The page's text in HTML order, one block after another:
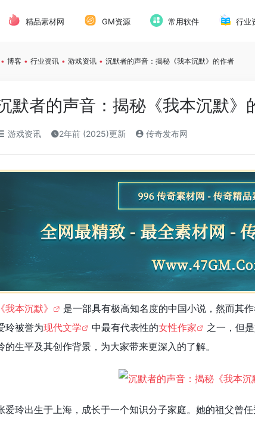
精品素材网 GM资源 常用软件 行业
• 博客 • 行业资讯 • 游戏资讯 • 沉默者的声音：揭秘《我本沉默》的作者
默者的声音：揭秘《我本沉默》
游戏资讯 2年前 (2025)更新 传奇发布网
《我本沉默》
是一部具有极高知名度的中国小说，然而其
玲被誉为现代文学 中最有代表性的女性作家
之一，但
的生平及其创作背景，为大家带来更深入的了解。
爱玲出生于上海，成长于一个知识分子家庭。她的祖父曾